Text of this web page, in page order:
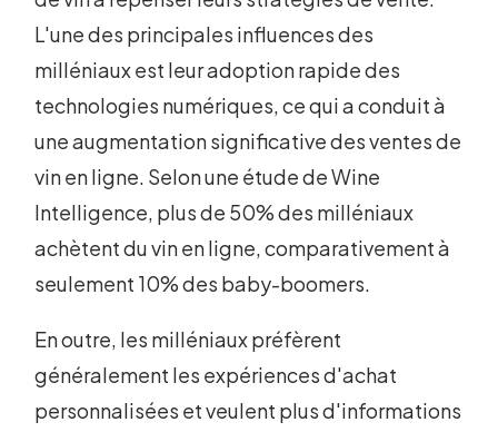
L'une des principales influences des
milléniaux est leur adoption rapide des
technologies numériques, ce qui a conduit à
une augmentation significative des ventes de
vin en ligne. Selon une étude de Wine
Intelligence, plus de 50% des milléniaux
achètent du vin en ligne, comparativement à
seulement 10% des baby-boomers.
En outre, les milléniaux préfèrent
généralement les expériences d'achat
personnalisées et veulent plus d'informations